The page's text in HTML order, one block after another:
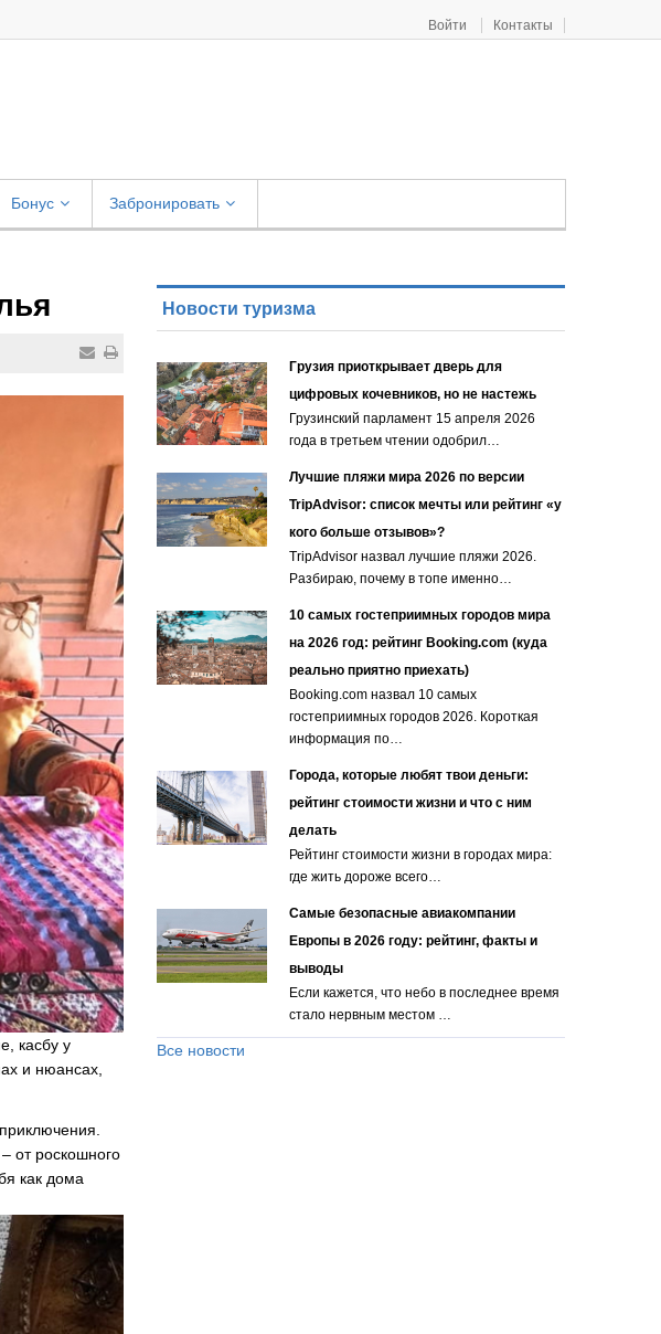
Войти Контакты
Бонус Забронировать
касбу у
и нюансах,
от роскошного
как дома
Новости туризма
Грузия приоткрывает дверь для
цифровых кочевников, но не настежь
Грузинский парламент 15 апреля 2026
года в третьем чтении одобрил…
Лучшие пляжи мира 2026 по версии
TripAdvisor: список мечты или рейтинг «у
кого больше отзывов»?
TripAdvisor назвал лучшие пляжи 2026.
Разбираю, почему в топе именно…
10 самых гостеприимных городов мира
на 2026 год: рейтинг Booking.com (куда
реально приятно приехать)
Booking.com назвал 10 самых
гостеприимных городов 2026. Короткая
информация по…
Города, которые любят твои деньги:
рейтинг стоимости жизни и что с ним
делать
Рейтинг стоимости жизни в городах мира:
где жить дороже всего…
Самые безопасные авиакомпании
Европы в 2026 году: рейтинг, факты и
выводы
Если кажется, что небо в последнее время
стало нервным местом …
Все новости